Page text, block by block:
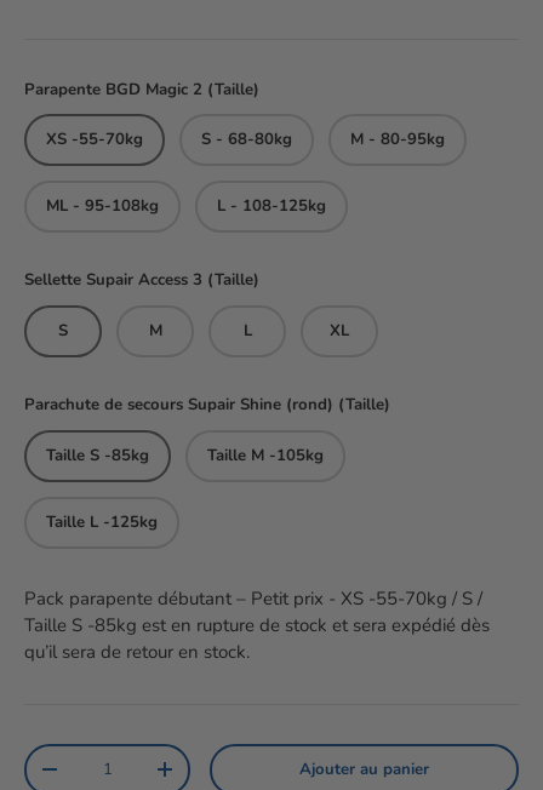
Parapente BGD Magic 2 (Taille)
XS -55-70kg S - 68-80kg M - 80-95kg
ML - 95-108kg L - 108-125kg
Sellette Supair Access 3 (Taille)
S M L XL
Parachute de secours Supair Shine (rond) (Taille)
Taille S -85kg Taille M -105kg
Taille L -125kg
Pack parapente débutant – Petit prix - XS -55-70kg / S /
Taille S -85kg est en rupture de stock et sera expédié dès
qu’il sera de retour en stock.
Qté
Diminuer la quantitéAugmenter la quantitéAjouter au panier